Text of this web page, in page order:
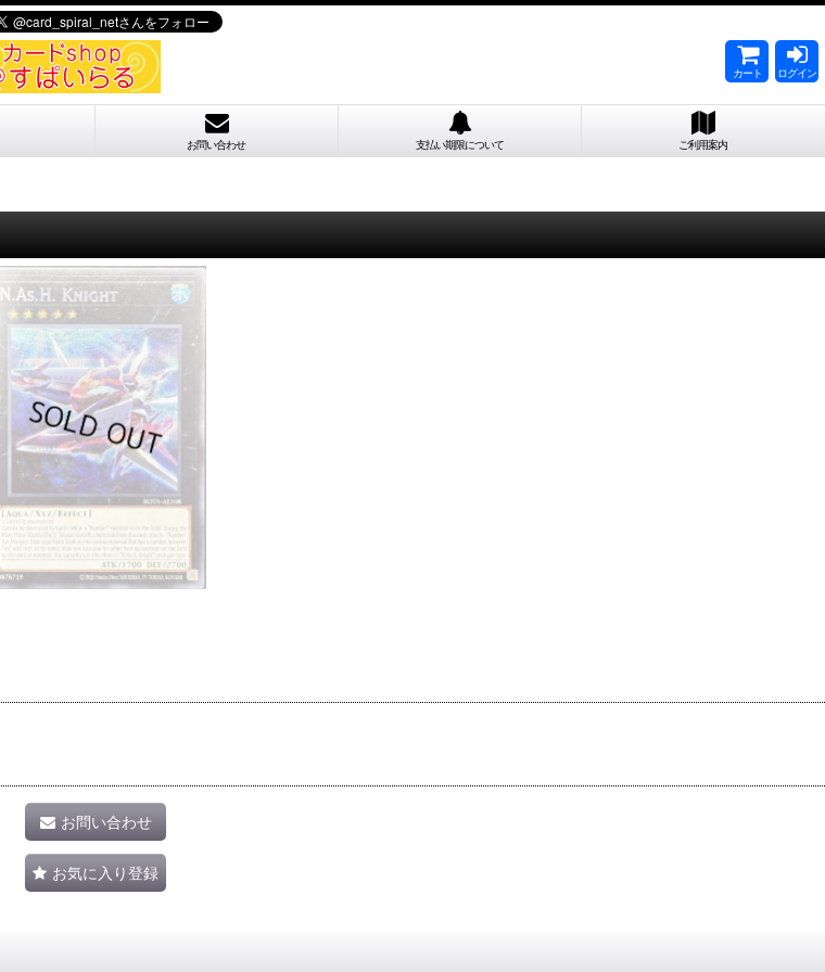
カート ログイン
お問い合わせ 支払い期限について ご利用案内
お問い合わせ
お気に入り登録